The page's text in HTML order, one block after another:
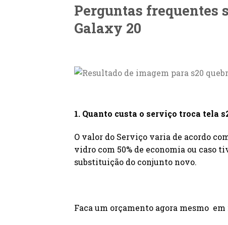
Perguntas frequentes
Galaxy 20
1. Quanto custa o serviço troca tela
O valor do Serviço varia de acordo
vidro com 50% de economia ou caso
substituição do conjunto novo.
Faca um orçamento agora mesmo em